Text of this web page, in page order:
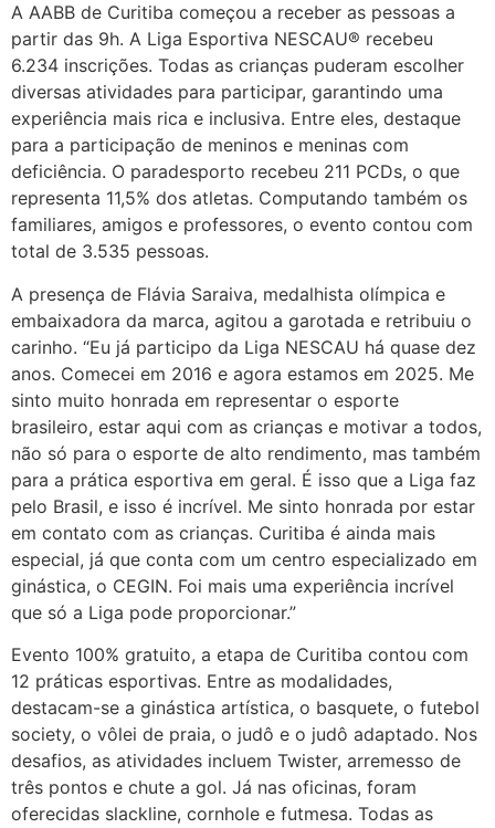
A AABB de Curitiba começou a receber as pessoas a
partir das 9h. A Liga Esportiva NESCAU® recebeu
6.234 inscrições. Todas as crianças puderam escolher
diversas atividades para participar, garantindo uma
experiência mais rica e inclusiva. Entre eles, destaque
para a participação de meninos e meninas com
deficiência. O paradesporto recebeu 211 PCDs, o que
representa 11,5% dos atletas. Computando também os
familiares, amigos e professores, o evento contou com
total de 3.535 pessoas.
A presença de Flávia Saraiva, medalhista olímpica e
embaixadora da marca, agitou a garotada e retribuiu o
carinho. “Eu já participo da Liga NESCAU há quase dez
anos. Comecei em 2016 e agora estamos em 2025. Me
sinto muito honrada em representar o esporte
brasileiro, estar aqui com as crianças e motivar a todos,
não só para o esporte de alto rendimento, mas também
para a prática esportiva em geral. É isso que a Liga faz
pelo Brasil, e isso é incrível. Me sinto honrada por estar
em contato com as crianças. Curitiba é ainda mais
especial, já que conta com um centro especializado em
ginástica, o CEGIN. Foi mais uma experiência incrível
que só a Liga pode proporcionar.”
Evento 100% gratuito, a etapa de Curitiba contou com
12 práticas esportivas. Entre as modalidades,
destacam-se a ginástica artística, o basquete, o futebol
society, o vôlei de praia, o judô e o judô adaptado. Nos
desafios, as atividades incluem Twister, arremesso de
três pontos e chute a gol. Já nas oficinas, foram
oferecidas slackline, cornhole e futmesa. Todas as